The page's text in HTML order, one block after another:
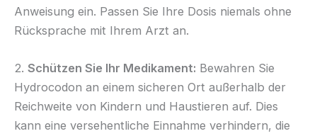
Anweisung ein. Passen Sie Ihre Dosis niemals ohne
Rücksprache mit Ihrem Arzt an.
2. Schützen Sie Ihr Medikament: Bewahren Sie
Hydrocodon an einem sicheren Ort außerhalb der
Reichweite von Kindern und Haustieren auf. Dies
kann eine versehentliche Einnahme verhindern, die